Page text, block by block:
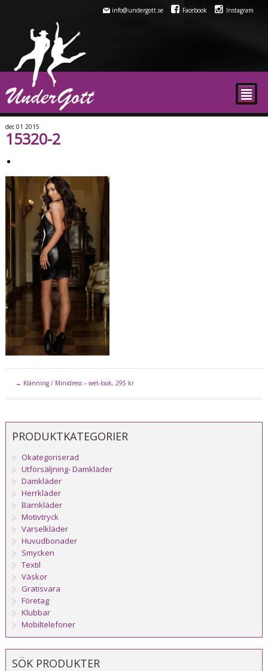
info@undergott.se Facebook Instagram
²
dec 01 2015
15320-2
← Klänning / Minidress – wet-look, 295 kr
PRODUKTKATEGORIER
Okategoriserad
Utförsäljning- Damkläder
Damkläder
Herrkläder
Barnkläder
Motivtryck
Varselkläder
Huvudbonader
Smycken
Textil
Väskor
Gratisvara
Företag
Klubbar
Mobiltelefoner
SÖK PRODUKTER